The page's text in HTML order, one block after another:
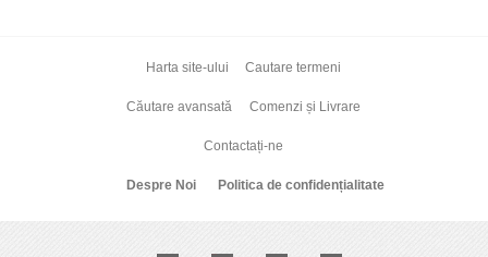
Harta site-ului Cautare termeni
Căutare avansată Comenzi și Livrare
Contactați-ne
Despre Noi Politica de confidențialitate